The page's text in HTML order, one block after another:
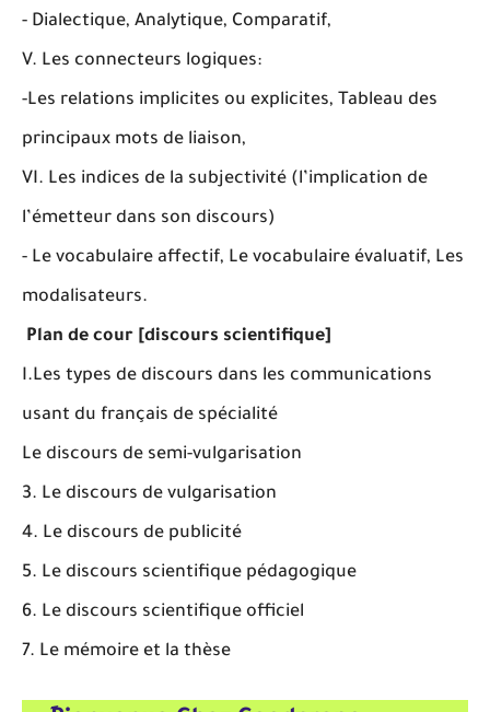
- Dialectique, Analytique, Comparatif,
V. Les connecteurs logiques:
-Les relations implicites ou explicites, Tableau des
principaux mots de liaison,
VI. Les indices de la subjectivité (l’implication de
l’émetteur dans son discours)
- Le vocabulaire affectif, Le vocabulaire évaluatif, Les
modalisateurs.
Plan de cour [discours scientifique]
I.Les types de discours dans les communications
usant du français de spécialité
Le discours de semi-vulgarisation
3. Le discours de vulgarisation
4. Le discours de publicité
5. Le discours scientifique pédagogique
6. Le discours scientifique officiel
7. Le mémoire et la thèse